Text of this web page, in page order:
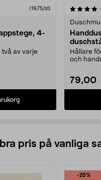
(19,75/st)
4-
två av varje
Hållare
och
79,00
pris på vanliga
-25%